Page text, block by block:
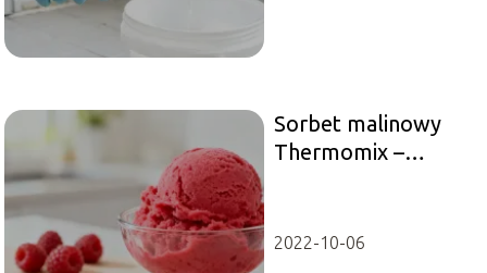
Sorbet malinowy
Thermomix –
2022-10-06